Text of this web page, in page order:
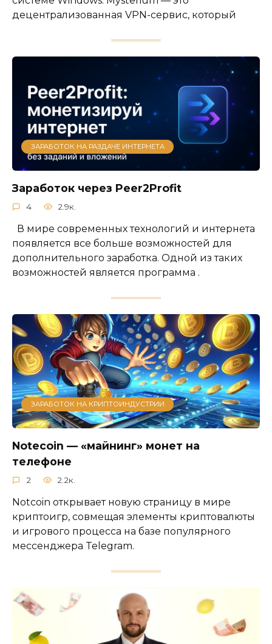
децентрализованная VPN-сервис, который
ЗАРАБОТОК НА РАЗДАЧЕ ИНТЕРНЕТА
Заработок через Peer2Profit
4 2.9к.
В мире современных технологий и интернета
появляется все больше возможностей для
дополнительного заработка. Одной из таких
возможностей является программа .
ЗАРАБОТОК НА КРИПТОИНДУСТРИИ
Notecoin — «майнинг» монет на
телефоне
2 2.2к.
Notcoin открывает новую страницу в мире
криптоигр, совмещая элементы криптовалюты
и игрового процесса на базе популярного
мессенджера Telegram.